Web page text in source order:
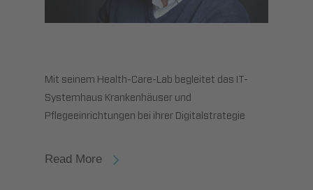
Mit seinem Health-Care-Lab begleitet das IT-
Systemhaus Krankenhäuser und
Pflegeeinrichtungen bei ihrer Digitalstrategie
Read More